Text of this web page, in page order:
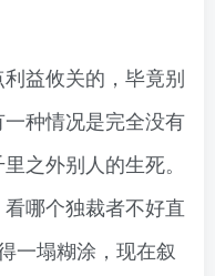
益攸关的，毕竟别
种情况是完全没有
之外别人的生死。
哪个独裁者不好直
塌糊涂，现在叙